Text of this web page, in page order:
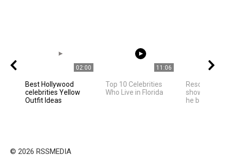
02:00
Best Hollywood
celebrities Yellow
Outfit Ideas
11:06
Top 10 Celebrities
Who Live in Florida
Rescued
shows
he bathes
© 2026 RSSMEDIA